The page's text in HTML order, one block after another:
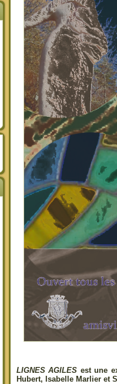
LIGNES AGILES est une
Hubert, Isabelle Marlier et